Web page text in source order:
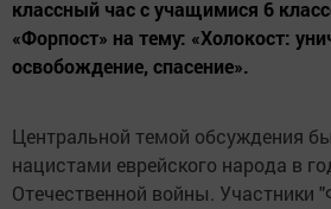
классный час с учащимися 6
«Форпост» на тему: «Холокост:
освобождение, спасение».
Центральной темой обсуждения
нацистами еврейского народа в
Отечественной войны. Участники